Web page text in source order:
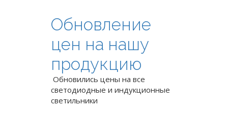
Обновление
цен на нашу
продукцию
Обновились цены на все
светодиодные и индукционные
светильники